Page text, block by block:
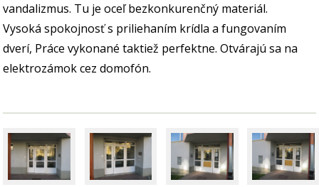
vandalizmus. Tu je oceľ bezkonkurenčný materiál.
Vysoká spokojnosť s priliehaním krídla a fungovaním
dverí, Práce vykonané taktiež perfektne. Otvárajú sa na
elektrozámok cez domofón.